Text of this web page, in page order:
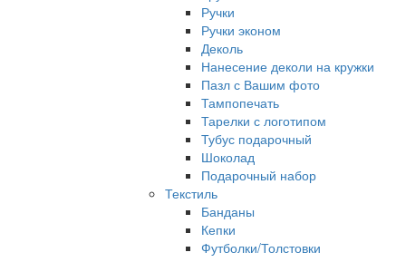
Ручки
Ручки эконом
Деколь
Нанесение деколи на кружки
Пазл с Вашим фото
Тампопечать
Тарелки с логотипом
Тубус подарочный
Шоколад
Подарочный набор
Текстиль
Банданы
Кепки
Футболки/Толстовки